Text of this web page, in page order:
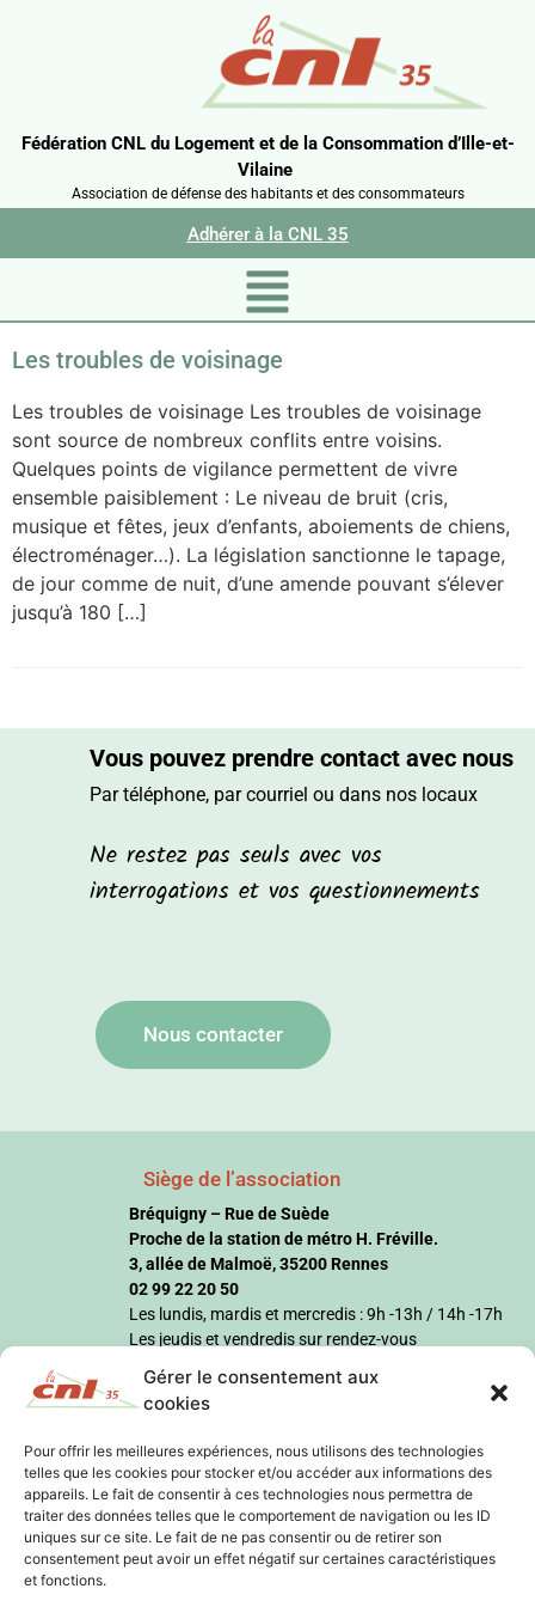
Gérer le consentement aux
cookies
Pour offrir les meilleures expériences, nous utilisons des technologies
telles que les cookies pour stocker et/ou accéder aux informations des
appareils. Le fait de consentir à ces technologies nous permettra de
traiter des données telles que le comportement de navigation ou les ID
uniques sur ce site. Le fait de ne pas consentir ou de retirer son
consentement peut avoir un effet négatif sur certaines caractéristiques
et fonctions.
Fédération CNL du Logement et de la Consommation d’Ille-et-
Vilaine
Association de défense des habitants et des consommateurs
Adhérer à la CNL 35
Les troubles de voisinage
Les troubles de voisinage Les troubles de voisinage
sont source de nombreux conflits entre voisins.
Quelques points de vigilance permettent de vivre
ensemble paisiblement : Le niveau de bruit (cris,
musique et fêtes, jeux d’enfants, aboiements de chiens,
électroménager…). La législation sanctionne le tapage,
de jour comme de nuit, d’une amende pouvant s’élever
jusqu’à 180 […]
Vous pouvez prendre contact avec nous
Par téléphone, par courriel ou dans nos locaux
Ne restez pas seuls avec vos
interrogations et vos questionnements
Nous contacter
Siège de l’association
Bréquigny – Rue de Suède
Proche de la station de métro H. Fréville.
3, allée de Malmoë, 35200 Rennes
02 99 22 20 50
Les lundis, mardis et mercredis : 9h -13h / 14h -17h
Les jeudis et vendredis sur rendez-vous